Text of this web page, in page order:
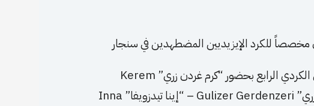
مخصصاً للكرد الإيزيديين المضطهدين في سنجار
أقيم حفل افتتاح مهرجان “موسكو” السينمائي الكردي الرابع بحضور “كرم غردن زري” Kerem
Gerdenzeri رئيس المهرجان، “غوليزر غردن زري” Gulizer Gerdenzeri – “إينا تيدزويفا” Inna